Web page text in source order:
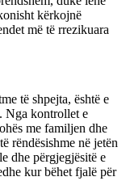
kërkojnë
më të rrezikuara
të shpejta, është e
Nga kontrollet e
me familjen dhe
rëndësishme në jetën
dhe përgjegjësitë e
kur bëhet fjalë për